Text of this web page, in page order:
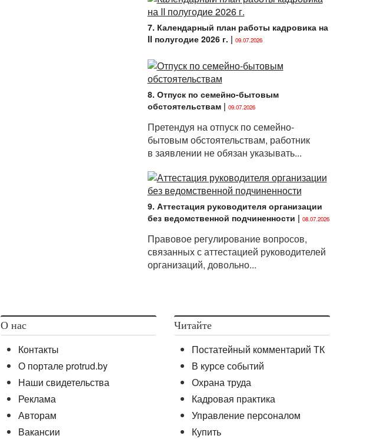
7. Календарный план работы кадровика на
II полугодие 2026 г. | 09.07.2026
8. Отпуск по семейно-бытовым
обстоятельствам| 09.07.2026
Претендуя на отпуск по семейно-
бытовым обстоятельствам, работник
в заявлении не обязан указывать...
9. Аттестация руководителя организации
без ведомственной подчиненности | 08.07.2026
Правовое регулирование вопросов,
связанных с аттестацией руководителей
организаций, довольно...
О нас
Контакты
О портале protrud.by
Наши свидетельства
Реклама
Авторам
Вакансии
Читайте
Постатейный комментарий ТК
В курсе событий
Охрана труда
Кадровая практика
Управление персоналом
Купить